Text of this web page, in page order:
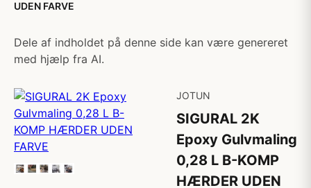
UDEN FARVE
Dele af indholdet på denne side kan være genereret
med hjælp fra AI.
JOTUN
SIGURAL 2K
Epoxy Gulvmaling
0,28 L B-KOMP
HÆRDER UDEN